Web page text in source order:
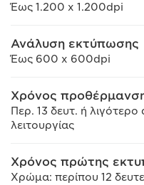
Έως 1.200 x 1.200dpi
Ανάλυση εκτύπωσης
Έως 600 x 600dpi
Χρόνος
Περ. 13 δευτ. ή
λειτουργίας
Χρόνος πρώτης
Χρώμα: περίπου 12